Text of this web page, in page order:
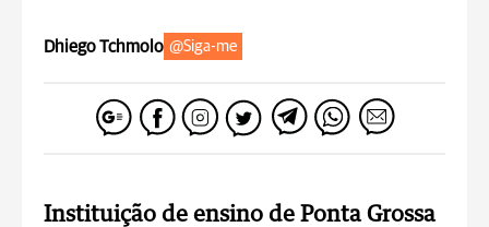
Dhiego Tchmolo @Siga-me
Instituição de ensino de Ponta Grossa